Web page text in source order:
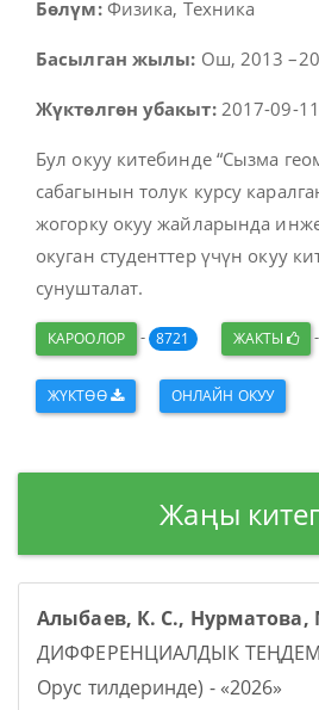
Бөлүм:Физика, Техника
Басылган жылы: Ош, 2013
Жүктөлгөн убакыт:2017-09-
Бул окуу китебинде “Сызма
сабагынын толук курсу
жогорку окуу жайларында
окуган студенттер үчүн окуу
сунушталат.
КАРООЛОР - 8721 ЖАКТЫ -
ЖҮКТӨӨ ОНЛАЙН ОКУУ
Жаңы
Алыбаев, К. С., Нурматова,
ДИФФЕРЕНЦИАЛДЫК
Орус тилдеринде) - «2026»